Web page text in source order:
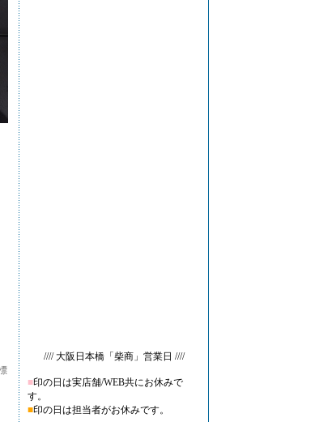
//// 大阪日本橋「柴商」営業日 ////
■印の日は実店舗/WEB共にお休みで
す。
■印の日は担当者がお休みです。